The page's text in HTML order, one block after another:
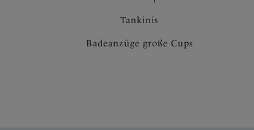
Tankinis
Badeanzüge große Cups